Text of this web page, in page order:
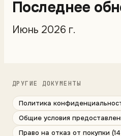
Последнее
Июнь 2026 г.
ДРУГИЕ ДОКУМЕНТЫ
Политика
Общие условия
Право на отказ от покупки